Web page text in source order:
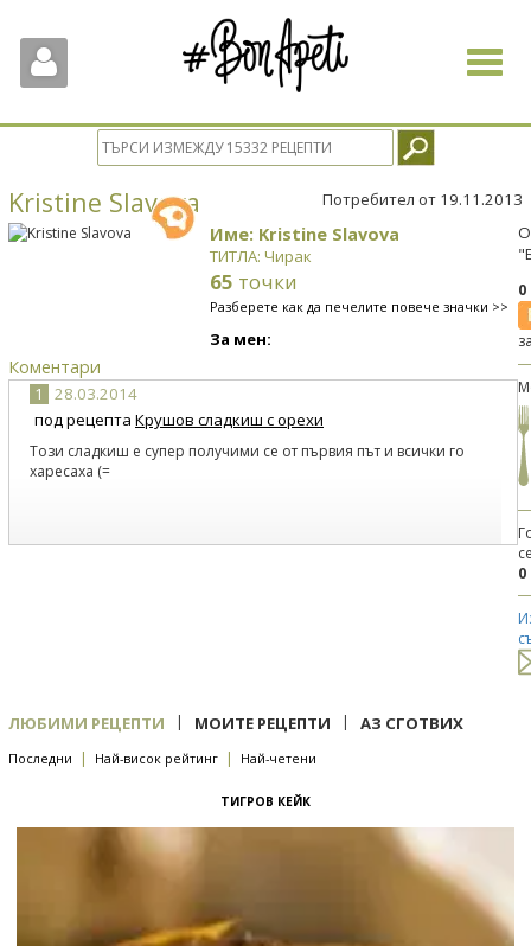
Toggle
Kristine Slavova Потребител от 19.11.2013
Име: Kristine Slavova
ТИТЛА: Чирак
65 точки
Разберете как да печелите повече значки >>
За мен:
Коментари
1
28.03.2014
под рецепта Крушов сладкиш с орехи
Този сладкиш е супер получими се от първия път и всички го
харесаха (=
0
ЛЮБИМИ РЕЦЕПТИ | МОИТЕ РЕЦЕПТИ | АЗ СГОТВИХ
Последни | Най-висок рейтинг | Най-четени
ТИГРОВ КЕЙК